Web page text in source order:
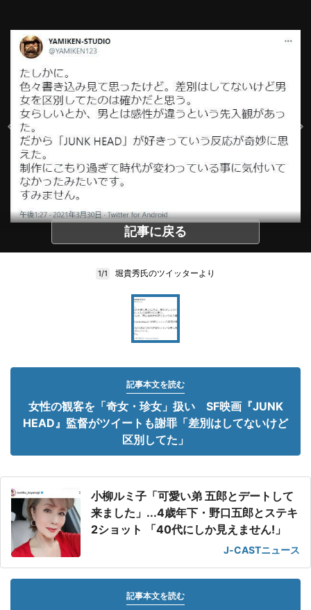
記事に戻る
1/1 堀貴秀氏のツイッターより
記事本文を読む
女性の観客を「奇女・珍女」扱い SF映画『JUNK
HEAD』監督がツイートも謝罪「差別はしてないけど
区別してた」
小柳ルミ子「可愛い弟 五郎とデートして
来ました」...4歳年下・野口五郎とステキ
2ショット 「40代にしか見えません!」
J-CASTニュース
記事本文を読む